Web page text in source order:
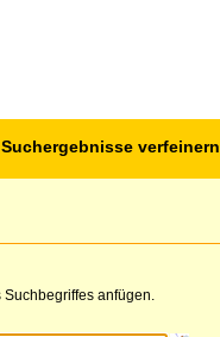
Suchergebnisse verfeinern
anfügen.